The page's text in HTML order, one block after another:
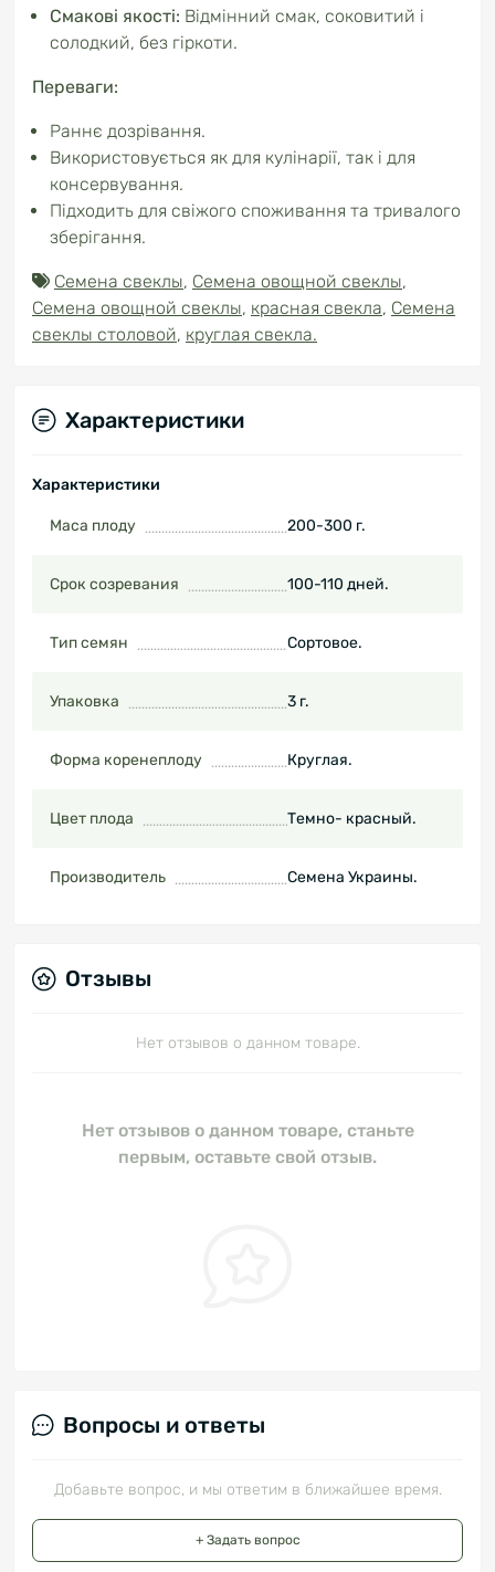
Смакові якості: Відмінний смак, соковитий і
солодкий, без гіркоти.
Переваги:
Раннє дозрівання.
Використовується як для кулінарії, так і для
консервування.
Підходить для свіжого споживання та тривалого
зберігання.
Семена свеклы, Семена овощной свеклы,
Семена овощной свеклы, красная свекла, Семена
свеклы столовой, круглая свекла.
Характеристики
Характеристики
Маса плоду 200-300 г.
Срок созревания 100-110 дней.
Тип семян Сортовое.
Упаковка 3 г.
Форма коренеплоду Круглая.
Цвет плода Темно- красный.
Производитель Семена Украины.
Отзывы
Нет отзывов о данном товаре.
Нет отзывов о данном товаре, станьте
первым, оставьте свой отзыв.
Вопросы и ответы
Добавьте вопрос, и мы ответим в ближайшее время.
+ Задать вопрос